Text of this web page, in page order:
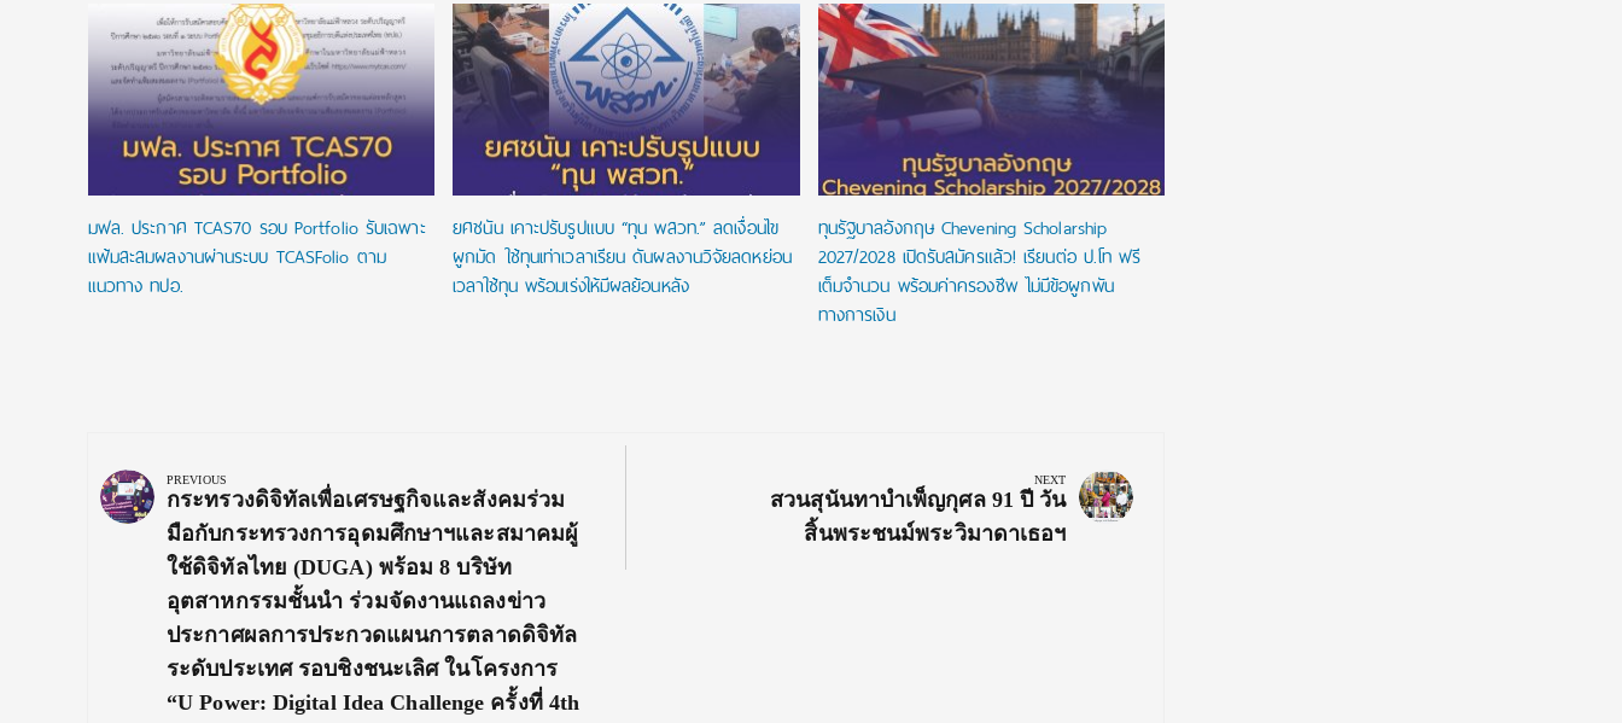
มฟล. ประกาศ TCAS70 รอบ Portfolio รับเฉพาะ
แฟ้มสะสมผลงานผ่านระบบ TCASFolio ตาม
แนวทาง ทปอ.
ยศชนัน เคาะปรับรูปแบบ “ทุน พสวท.” ลดเงื่อนไข
ผูกมัด ใช้ทุนเท่าเวลาเรียน ดันผลงานวิจัยลดหย่อน
เวลาใช้ทุน พร้อมเร่งให้มีผลย้อนหลัง
ทุนรัฐบาลอังกฤษ Chevening Scholarship
2027/2028 เปิดรับสมัครแล้ว! เรียนต่อ ป.โท ฟรี
เต็มจำนวน พร้อมค่าครองชีพ ไม่มีข้อผูกพัน
ทางการเงิน
navigation
PREVIOUS
Previous
Post:
กระทรวงดิจิทัลเพื่อเศรษฐกิจและสังคมร่วม
มือกับกระทรวงการอุดมศึกษาฯและสมาคมผู้
ใช้ดิจิทัลไทย (DUGA) พร้อม 8 บริษัท
อุตสาหกรรมชั้นนำ ร่วมจัดงานแถลงข่าว
ประกาศผลการประกวดแผนการตลาดดิจิทัล
ระดับประเทศ รอบชิงชนะเลิศ ในโครงการ
“U Power: Digital Idea Challenge ครั้งที่ 4th
NEXT
Next
Post:
สวนสุนันทาบำเพ็ญกุศล 91 ปี วัน
สิ้นพระชนม์พระวิมาดาเธอฯ